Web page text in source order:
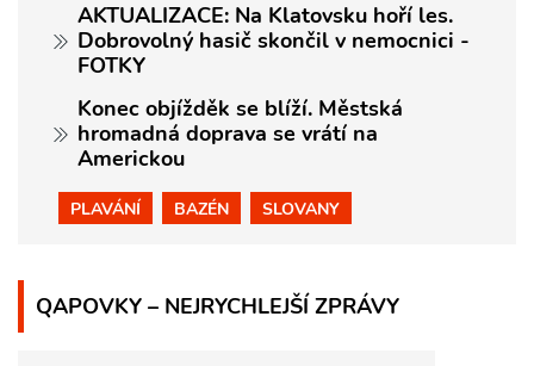
AKTUALIZACE: Na Klatovsku hoří les.
Dobrovolný hasič skončil v nemocnici -
FOTKY
Konec objížděk se blíží. Městská
hromadná doprava se vrátí na
Americkou
PLAVÁNÍ BAZÉN SLOVANY
QAPOVKY – NEJRYCHLEJŠÍ ZPRÁVY